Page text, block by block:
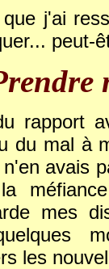
j'ai
peut-
rapport
du mal à
avais
la
mes
les